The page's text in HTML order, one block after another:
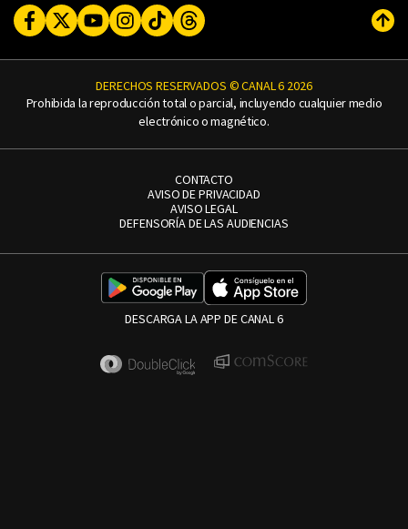
FacebookTwitterYoutubeInstagram
TikTokThreads
DERECHOS RESERVADOS © CANAL 6 2026
Prohibida la reproducción total o parcial, incluyendo cualquier medio
electrónico o magnético.
CONTACTO
AVISO DE PRIVACIDAD
AVISO LEGAL
DEFENSORÍA DE LAS AUDIENCIAS
DESCARGA LA APP DE CANAL 6